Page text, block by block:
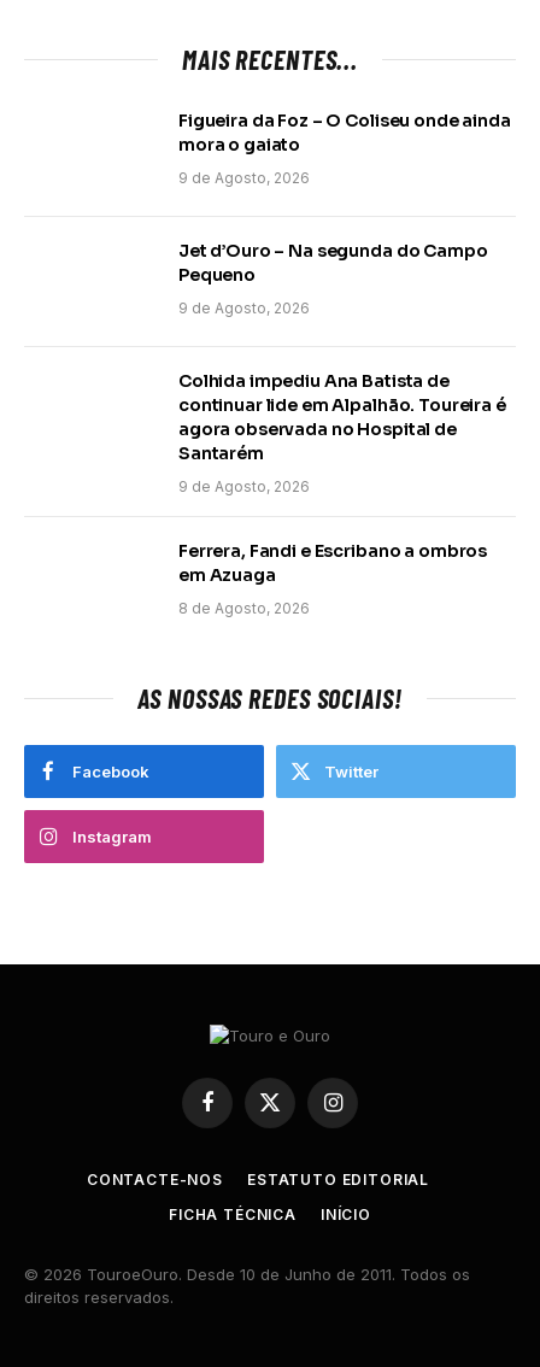
MAIS RECENTES...
Figueira da Foz – O Coliseu onde ainda
mora o gaiato
9 de Agosto, 2026
Jet d’Ouro – Na segunda do Campo
Pequeno
9 de Agosto, 2026
Colhida impediu Ana Batista de
continuar lide em Alpalhão. Toureira é
agora observada no Hospital de
Santarém
9 de Agosto, 2026
Ferrera, Fandi e Escribano a ombros
em Azuaga
8 de Agosto, 2026
AS NOSSAS REDES SOCIAIS!
Facebook Twitter
Instagram
Facebook
X
(Twitter)
Instagram
CONTACTE-NOS
ESTATUTO EDITORIAL
FICHA TÉCNICA
INÍCIO
© 2026 TouroeOuro. Desde 10 de Junho de 2011. Todos os
direitos reservados.